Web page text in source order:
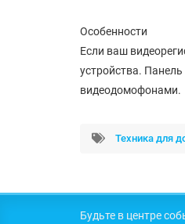
Особенности
Если ваш
устройства.
видеодомофонами.
Техника для
Будьте в центре